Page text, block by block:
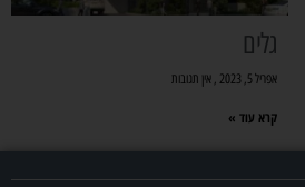
גלים
אפריל 5, 2023 אין תגובות
קרא עוד »